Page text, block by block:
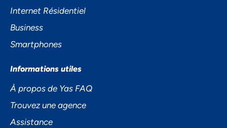
Internet Résidentiel
Business
Smartphones
Informations utiles
À propos de Yas FAQ
Trouvez une agence
Assistance
PRIVÉE